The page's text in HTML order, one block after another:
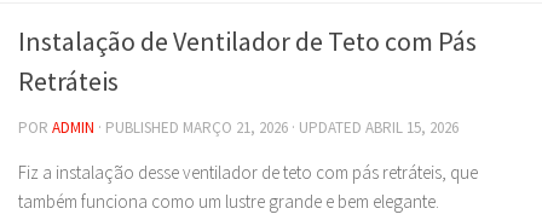
Instalação de Ventilador de Teto com Pás
Retráteis
POR ADMIN · PUBLISHED MARÇO 21, 2026 · UPDATED ABRIL 15, 2026
Fiz a instalação desse ventilador de teto com pás retráteis, que
também funciona como um lustre grande e bem elegante.